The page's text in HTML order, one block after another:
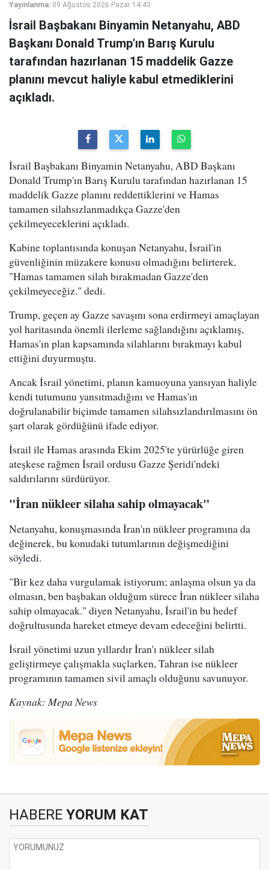
Yayınlanma: 09 Ağustos 2026 Pazar 14:43
İsrail Başbakanı Binyamin Netanyahu, ABD
Başkanı Donald Trump'ın Barış Kurulu
tarafından hazırlanan 15 maddelik Gazze
planını mevcut haliyle kabul etmediklerini
açıkladı.
İsrail Başbakanı Binyamin Netanyahu, ABD Başkanı
Donald Trump'ın Barış Kurulu tarafından hazırlanan 15
maddelik Gazze planını reddettiklerini ve Hamas
tamamen silahsızlanmadıkça Gazze'den
çekilmeyeceklerini açıkladı.
Kabine toplantısında konuşan Netanyahu, İsrail'in
güvenliğinin müzakere konusu olmadığını belirterek,
"Hamas tamamen silah bırakmadan Gazze'den
çekilmeyeceğiz." dedi.
Trump, geçen ay Gazze savaşını sona erdirmeyi amaçlayan
yol haritasında önemli ilerleme sağlandığını açıklamış,
Hamas'ın plan kapsamında silahlarını bırakmayı kabul
ettiğini duyurmuştu.
Ancak İsrail yönetimi, planın kamuoyuna yansıyan haliyle
kendi tutumunu yansıtmadığını ve Hamas'ın
doğrulanabilir biçimde tamamen silahsızlandırılmasını ön
şart olarak gördüğünü ifade ediyor.
İsrail ile Hamas arasında Ekim 2025'te yürürlüğe giren
ateşkese rağmen İsrail ordusu Gazze Şeridi'ndeki
saldırılarını sürdürüyor.
"İran nükleer silaha sahip olmayacak"
Netanyahu, konuşmasında İran'ın nükleer programına da
değinerek, bu konudaki tutumlarının değişmediğini
söyledi.
"Bir kez daha vurgulamak istiyorum; anlaşma olsun ya da
olmasın, ben başbakan olduğum sürece İran nükleer silaha
sahip olmayacak." diyen Netanyahu, İsrail'in bu hedef
doğrultusunda hareket etmeye devam edeceğini belirtti.
İsrail yönetimi uzun yıllardır İran'ı nükleer silah
geliştirmeye çalışmakla suçlarken, Tahran ise nükleer
programının tamamen sivil amaçlı olduğunu savunuyor.
Kaynak: Mepa News
HABERE YORUM KAT